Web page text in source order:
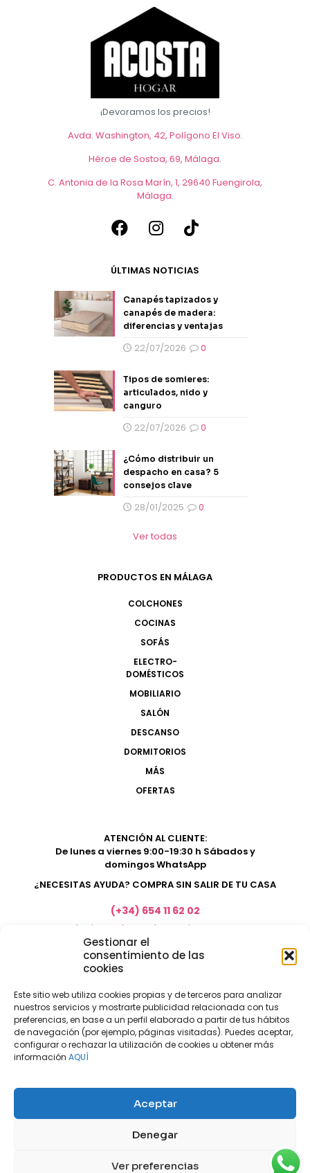
Gestionar el
consentimiento de las
cookies
Este sitio web utiliza cookies propias y de terceros para analizar
nuestros servicios y mostrarte publicidad relacionada con tus
preferencias, en base a un perfil elaborado a partir de tus hábitos
de navegación (por ejemplo, páginas visitadas). Puedes aceptar,
configurar o rechazar la utilización de cookies u obtener más
información AQUÍ
Aceptar
Denegar
Ver preferencias
¡Devoramos los precios!
Avda. Washington, 42, Polígono El Viso.
Héroe de Sostoa, 69, Málaga.
C. Antonia de la Rosa Marín, 1, 29640 Fuengirola,
Málaga.
ÚLTIMAS NOTICIAS
Canapés tapizados y
canapés de madera:
diferencias y ventajas
22/07/2026 0
Tipos de somieres:
articulados, nido y
canguro
22/07/2026 0
¿Cómo distribuir un
despacho en casa? 5
consejos clave
28/01/2025 0
Ver todas
PRODUCTOS EN MÁLAGA
COLCHONES
COCINAS
SOFÁS
ELECTRO-
DOMÉSTICOS
MOBILIARIO
SALÓN
DESCANSO
DORMITORIOS
MÁS
OFERTAS
ATENCIÓN AL CLIENTE:
De lunes a viernes 9:00-19:30 h Sábados y
domingos WhatsApp
¿NECESITAS AYUDA? COMPRA SIN SALIR DE TU CASA
(+34) 654 11 62 02
marketing@electrodomesticosacosta.es
Tienda de muebles en Fuengirola
Tienda de muebles en Torremolinos
Tienda de muebles en Benalmádena
Tienda de muebles en el Rincón de la Victoria
Tienda de electrodomésticos en Málaga
Tienda de muebles en Cártama
Nuestras tiendas físicas
Política de privacidad